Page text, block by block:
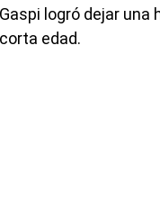
Gaspi logró dejar
corta edad.